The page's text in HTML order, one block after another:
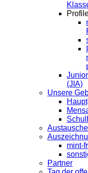
(JIA)
Unsere
mint-
Partner